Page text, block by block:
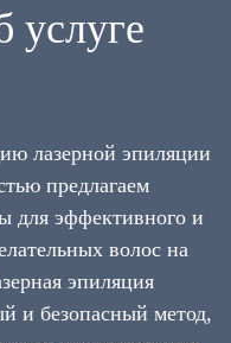
услуге
лазерной эпиляции
предлагаем
для эффективного и
волос на
эпиляция
и безопасный метод,